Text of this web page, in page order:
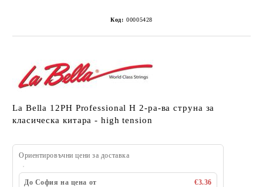
Код: 00005428
La Bella 12PH Professional H 2-ра-ва струна за
класическа китара - high tension
Ориентировъчни цени за доставка
До София на цена от
€3.36